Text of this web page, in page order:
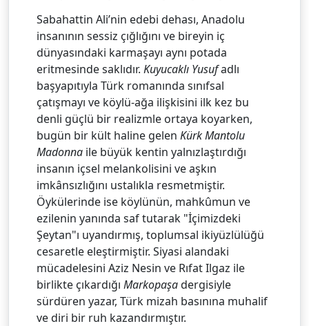
Sabahattin Ali’nin edebi dehası, Anadolu
insanının sessiz çığlığını ve bireyin iç
dünyasındaki karmaşayı aynı potada
eritmesinde saklıdır. Kuyucaklı Yusufadlı
başyapıtıyla Türk romanında sınıfsal
çatışmayı ve köylü-ağa ilişkisini ilk kez bu
denli güçlü bir realizmle ortaya koyarken,
bugün bir kült haline gelen Kürk Mantolu
Madonna ile büyük kentin yalnızlaştırdığı
insanın içsel melankolisini ve aşkın
imkânsızlığını ustalıkla resmetmiştir.
Öykülerinde ise köylünün, mahkûmun ve
ezilenin yanında saf tutarak "İçimizdeki
Şeytan"ı uyandırmış, toplumsal ikiyüzlülüğü
cesaretle eleştirmiştir. Siyasi alandaki
mücadelesini Aziz Nesin ve Rıfat Ilgaz ile
birlikte çıkardığı Markopaşadergisiyle
sürdüren yazar, Türk mizah basınına muhalif
ve diri bir ruh kazandırmıştır.